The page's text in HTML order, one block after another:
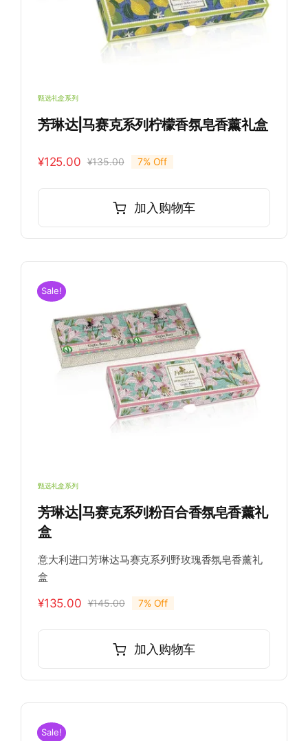
甄选礼盒系列
芳琳达|马赛克系列柠檬香氛皂香薰礼盒
¥135.00原
¥135.00。
¥125.00
当
格
¥125.00。
7% Off
加入购物车
Sale!
甄选礼盒系列
芳琳达|马赛克系列粉百合香氛皂香薰礼
盒
意大利进口芳琳达马赛克系列野玫瑰香氛皂香薰礼
盒
¥145.00原
¥145.00。
¥135.00
当
格
¥135.00。
7% Off
加入购物车
Sale!